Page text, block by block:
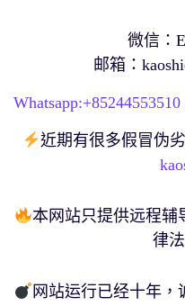
微信：
邮箱：
Whatsapp:+85244553510
近期有很多假冒伪
本网站只提供远程辅
律
网站运行已经十年